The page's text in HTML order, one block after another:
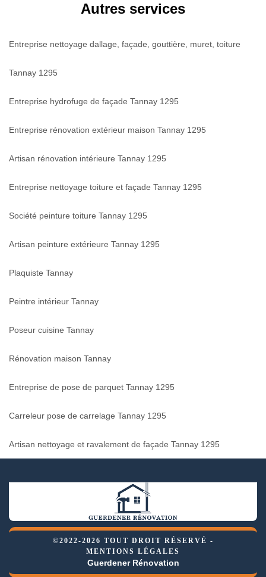
Autres services
Entreprise nettoyage dallage, façade, gouttière, muret, toiture
Tannay 1295
Entreprise hydrofuge de façade Tannay 1295
Entreprise rénovation extérieur maison Tannay 1295
Artisan rénovation intérieure Tannay 1295
Entreprise nettoyage toiture et façade Tannay 1295
Société peinture toiture Tannay 1295
Artisan peinture extérieure Tannay 1295
Plaquiste Tannay
Peintre intérieur Tannay
Poseur cuisine Tannay
Rénovation maison Tannay
Entreprise de pose de parquet Tannay 1295
Carreleur pose de carrelage Tannay 1295
Artisan nettoyage et ravalement de façade Tannay 1295
©2022-2026 TOUT DROIT RÉSERVÉ -
MENTIONS LÉGALES
Guerdener Rénovation